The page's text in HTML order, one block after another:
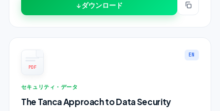
↓ ダウンロード
PDF
EN
セキュリティ・データ
The Tanca Approach to Data Security